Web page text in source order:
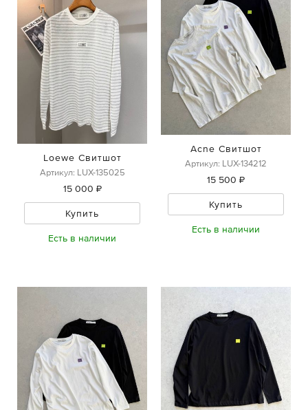
Loewe Свитшот
Артикул: LUX-135025
15 000 ₽
Купить
Есть в наличии
Acne Свитшот
Артикул: LUX-134212
15 500 ₽
Купить
Есть в наличии